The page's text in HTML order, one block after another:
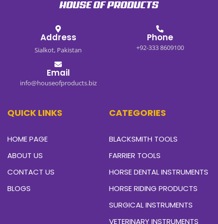
Address
Sialkot, Pakistan
Phone
+92-333 8609100
Email
info@houseofproducts.biz
QUICK LINKS
HOME PAGE
ABOUT US
CONTACT US
BLOGS
CATEGORIES
BLACKSMITH TOOLS
FARRIER TOOLS
HORSE DENTAL INSTRUMENTS
HORSE RIDING PRODUCTS
SURGICAL INSTRUMENTS
VETERINARY INSTRUMENTS